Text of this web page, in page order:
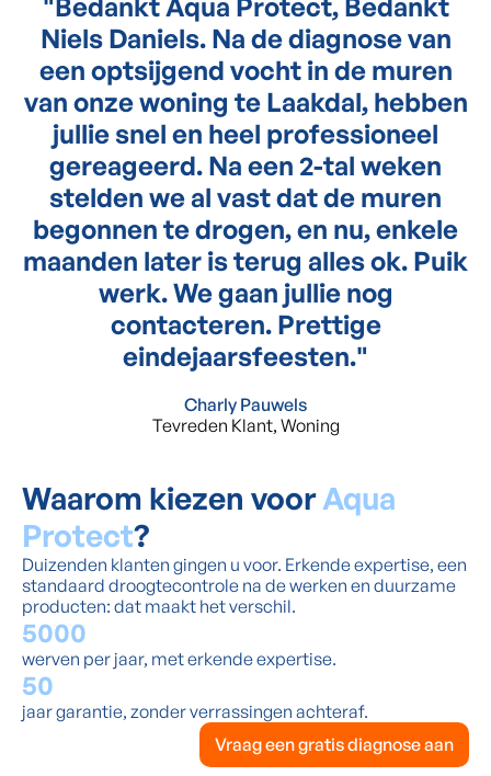
"Bedankt Aqua Protect, Bedankt
Niels Daniels. Na de diagnose van
een optsijgend vocht in de muren
van onze woning te Laakdal, hebben
jullie snel en heel professioneel
gereageerd. Na een 2-tal weken
stelden we al vast dat de muren
begonnen te drogen, en nu, enkele
maanden later is terug alles ok. Puik
werk. We gaan jullie nog
contacteren. Prettige
eindejaarsfeesten."
Charly Pauwels
Tevreden Klant, Woning
Waarom kiezen voorAqua
Protect?
Duizenden klanten gingen u voor. Erkende expertise, een
standaard droogtecontrole na de werken en duurzame
producten: dat maakt het verschil.
5000
werven per jaar, met erkende expertise.
50
jaar garantie, zonder verrassingen achteraf.
Vraag een gratis diagnose aan